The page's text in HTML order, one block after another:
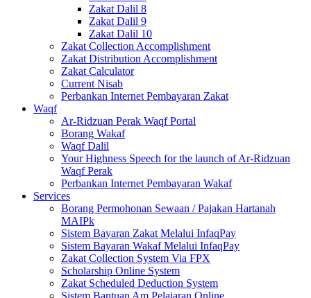
Zakat Dalil 8
Zakat Dalil 9
Zakat Dalil 10
Zakat Collection Accomplishment
Zakat Distribution Accomplishment
Zakat Calculator
Current Nisab
Perbankan Internet Pembayaran Zakat
Waqf
Ar-Ridzuan Perak Waqf Portal
Borang Wakaf
Waqf Dalil
Your Highness Speech for the launch of Ar-Ridzuan
Waqf Perak
Perbankan Internet Pembayaran Wakaf
Services
Borang Permohonan Sewaan / Pajakan Hartanah
MAIPk
Sistem Bayaran Zakat Melalui InfaqPay
Sistem Bayaran Wakaf Melalui InfaqPay
Zakat Collection System Via FPX
Scholarship Online System
Zakat Scheduled Deduction System
Sistem Bantuan Am Pelajaran Online